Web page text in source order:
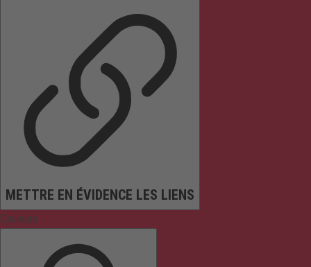
METTRE EN ÉVIDENCE LES LIENS
Couleurs